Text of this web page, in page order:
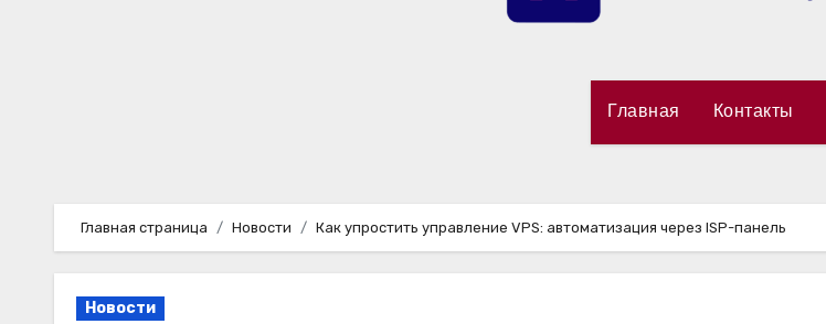
Главная Контакты
Главная страница Новости Как упростить управление VPS: автоматизация через ISP-панель
Новости